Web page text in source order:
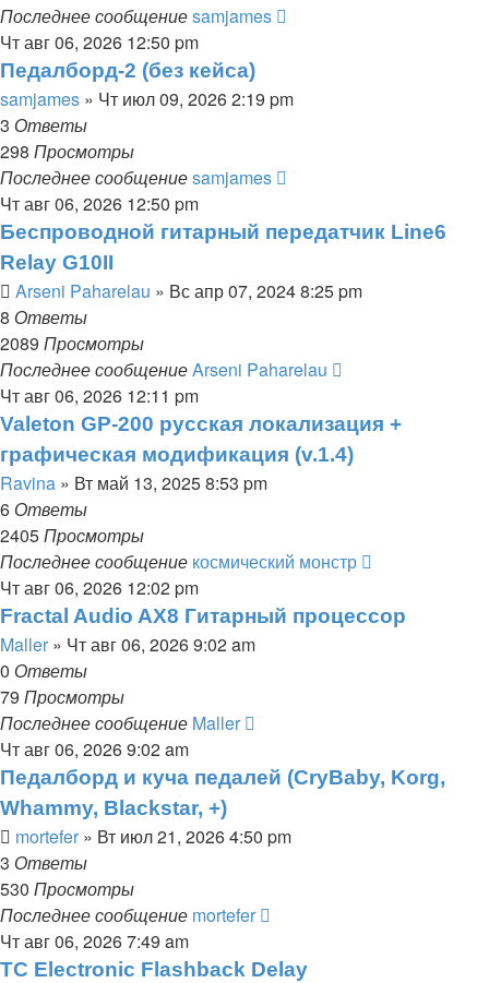
Последнее сообщениеsamjames
Чт авг 06, 2026 12:50 pm
Педалборд-2 (без кейса)
samjames » Чт июл 09, 2026 2:19 pm
3 Ответы
298 Просмотры
Последнее сообщениеsamjames
Чт авг 06, 2026 12:50 pm
Беспроводной гитарный передатчик Line6
Relay G10II
Arseni Paharelau » Вс апр 07, 2024 8:25 pm
8 Ответы
2089 Просмотры
Последнее сообщениеArseni Paharelau
Чт авг 06, 2026 12:11 pm
Valeton GP-200 русская локализация +
графическая модификация (v.1.4)
Ravina » Вт май 13, 2025 8:53 pm
6 Ответы
2405Просмотры
Последнее сообщение космический монстр
Чт авг 06, 2026 12:02 pm
Fractal Audio AX8 Гитарный процессор
Maller » Чт авг 06, 2026 9:02 am
0 Ответы
79 Просмотры
Последнее сообщение Maller
Чт авг 06, 2026 9:02 am
Педалборд и куча педалей (CryBaby, Korg,
Whammy, Blackstar, +)
mortefer » Вт июл 21, 2026 4:50 pm
3 Ответы
530 Просмотры
Последнее сообщение mortefer
Чт авг 06, 2026 7:49 am
TC Electronic Flashback Delay